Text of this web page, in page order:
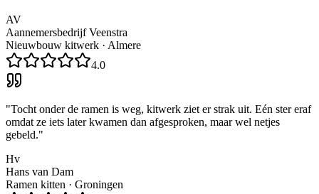
AV
Aannemersbedrijf Veenstra
Nieuwbouw kitwerk · Almere
4.0
"Tocht onder de ramen is weg, kitwerk ziet er strak uit. Eén ster eraf
omdat ze iets later kwamen dan afgesproken, maar wel netjes
gebeld."
Hv
Hans van Dam
Ramen kitten · Groningen